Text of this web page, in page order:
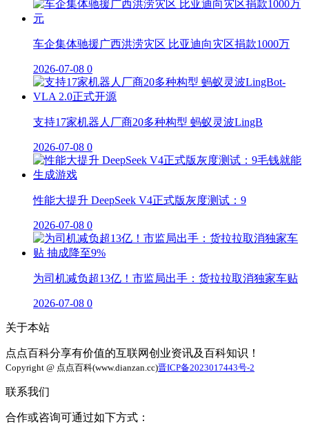
车企集体驰援广西洪涝灾区 比亚迪向灾区捐款1000万
2026-07-08 0
支持17家机器人厂商20多种构型 蚂蚁灵波LingB
2026-07-08 0
性能大提升 DeepSeek V4正式版灰度测试：9
2026-07-08 0
为司机减负超13亿！市监局出手：货拉拉取消独家车贴
2026-07-08 0
关于本站
点点百科分享有价值的互联网创业资讯及百科知识！
Copyright @ 点点百科(www.dianzan.cc)晋ICP备2023017443号-2
联系我们
合作或咨询可通过如下方式：